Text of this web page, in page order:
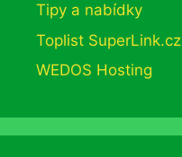
Tipy a nabídky
Toplist SuperLink.cz
WEDOS Hosting